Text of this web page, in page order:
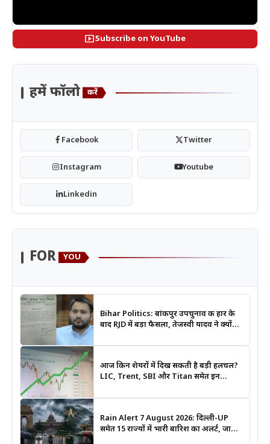
smart_displaySubscribe on YouTube
हमें फॉलो करें
Facebook Twitter
Instagram Youtube
Linkedin
FOR YOU
Bihar Politics: बांकीपुर उपचुनाव की हार के
बाद RJD में बड़ा फैसला, तेजस्वी यादव ने क्यों
आज किन शेयरों में दिख सकती है बड़ी हलचल?
LIC, Trent, SBI और Titan समेत इन
Rain Alert 7 August 2026: दिल्ली-UP
समेत 15 राज्यों में भारी बारिश का अलर्ट, जानिए